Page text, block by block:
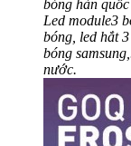
bóng hàn
Led module3
bóng, led hắt
bóng
nước.